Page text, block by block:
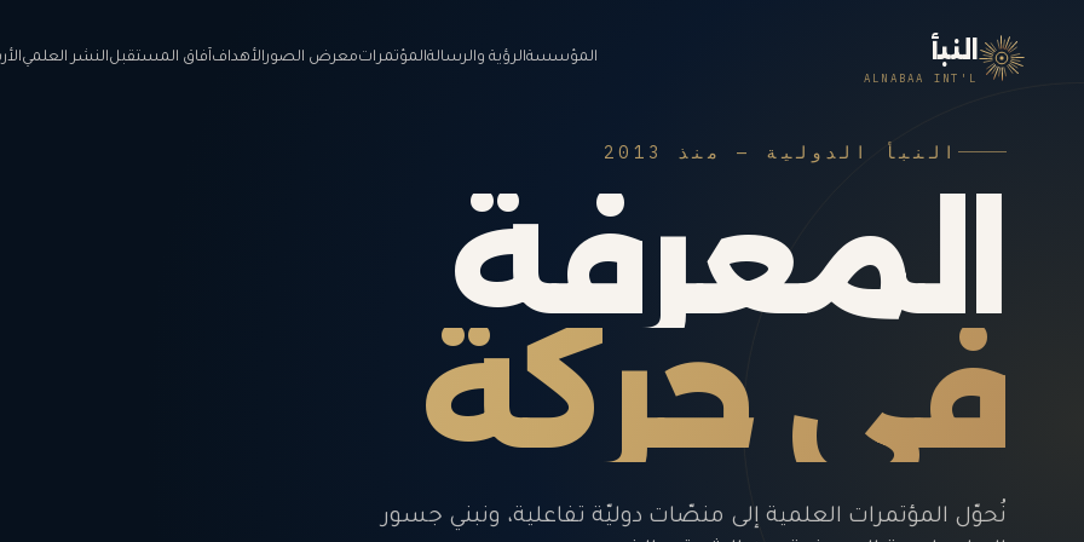
النبأ
ALNABAA INT'L
المؤسسةالرؤية والرسالةالمؤتمراتمعرض الصورالأهدافآفاق المستقبلالنشر العلمي
النبأ الدولية — منذ 2013
المعرفة
في حركة
نُحوّل المؤتمرات العلمية إلى منصّات دوليّة تفاعلية، ونبني جسور